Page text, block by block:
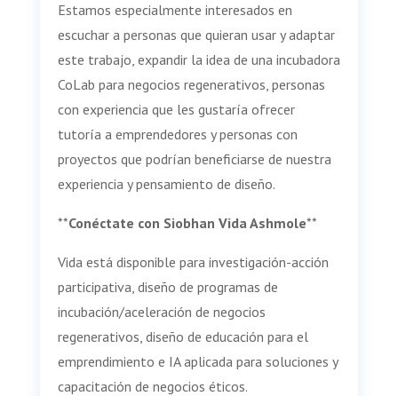
Estamos especialmente interesados en
escuchar a personas que quieran usar y adaptar
este trabajo, expandir la idea de una incubadora
CoLab para negocios regenerativos, personas
con experiencia que les gustaría ofrecer
tutoría a emprendedores y personas con
proyectos que podrían beneficiarse de nuestra
experiencia y pensamiento de diseño.
**Conéctate con Siobhan Vida Ashmole**
Vida está disponible para investigación-acción
participativa, diseño de programas de
incubación/aceleración de negocios
regenerativos, diseño de educación para el
emprendimiento e IA aplicada para soluciones y
capacitación de negocios éticos.